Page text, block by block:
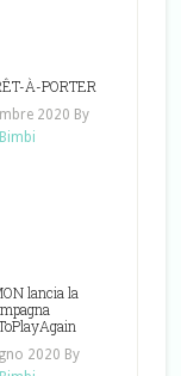
À-PORTER
2020 By
Bimbi
lancia la
2020 By